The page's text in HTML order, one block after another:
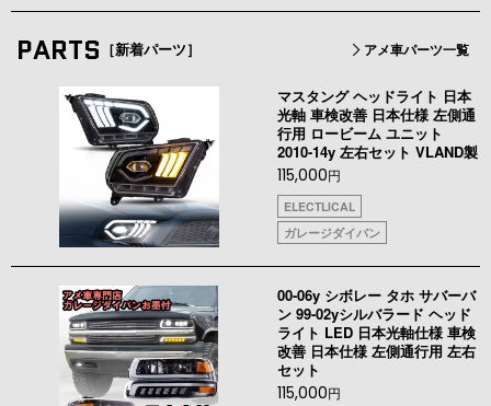
PARTS ［新着パーツ］ アメ車パーツ一覧
マスタング ヘッドライト 日本
光軸 車検改善 日本仕様 左側通
行用 ロービーム ユニット
2010-14y 左右セット VLAND製
115,000円
ELECTLICAL
ガレージダイバン
00-06y シボレー タホ サバーバ
ン 99-02yシルバラード ヘッド
ライト LED 日本光軸仕様 車検
改善 日本仕様 左側通行用 左右
セット
115,000円